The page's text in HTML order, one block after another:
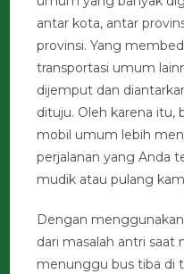
antar kota, antar
provinsi. Yang
transportasi umum
dijemput dan
dituju. Oleh karena
mobil umum lebih
perjalanan yang Anda
mudik atau pulang
Dengan
dari masalah antri saat
menunggu bus tiba di